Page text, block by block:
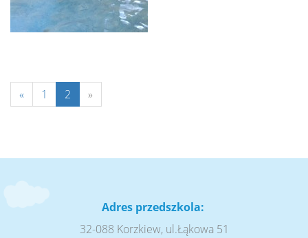
« 1 2 »
Adres przedszkola:
32-088 Korzkiew, ul.Łąkowa 51